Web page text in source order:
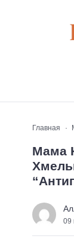
Главная
Мама
09